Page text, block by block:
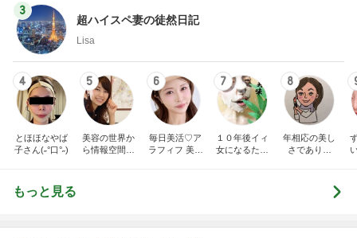
3
超ハイスペ妻の徒然日記
Lisa
4
とほほなやば
子さん(˶°口°˶)
5
美容の世界か
ら情報空間の
6
毎日美活♡ア
ラフィフ 美容
7
１０年後イィ
女になるため
8
年相応の美し
さでありた
もっと見る